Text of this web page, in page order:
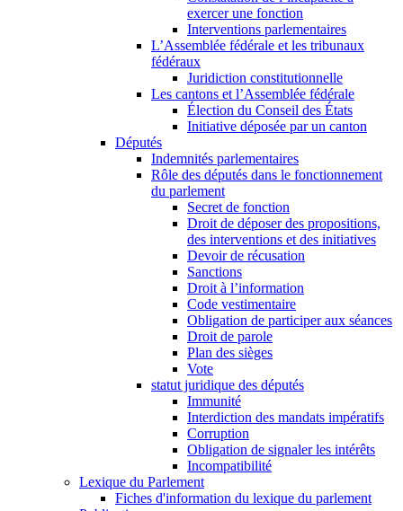
exercer une fonction
Interventions parlementaires
L’Assemblée fédérale et les tribunaux
fédéraux
Juridiction constitutionnelle
Les cantons et l’Assemblée fédérale
Élection du Conseil des États
Initiative déposée par un canton
Députés
Indemnités parlementaires
Rôle des députés dans le fonctionnement
du parlement
Secret de fonction
Droit de déposer des propositions,
des interventions et des initiatives
Devoir de récusation
Sanctions
Droit à l’information
Code vestimentaire
Obligation de participer aux séances
Droit de parole
Plan des sièges
Vote
statut juridique des députés
Immunité
Interdiction des mandats impératifs
Corruption
Obligation de signaler les intérêts
Incompatibilité
Lexique du Parlement
Fiches d'information du lexique du parlement